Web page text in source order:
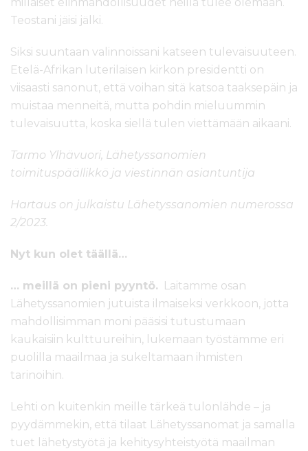
Teostani jäisi jälki.
Siksi suuntaan valinnoissani katseen tulevaisuuteen.
Etelä-Afrikan luterilaisen kirkon presidentti on
viisaasti sanonut, että voihan sitä katsoa taaksepäin ja
muistaa menneitä, mutta pohdin mieluummin
tulevaisuutta, koska siellä tulen viettämään aikaani.
Tarmo Ylhävuori, Lähetyssanomien
toimituspäällikkö ja viestinnän asiantuntija
Hartaus on julkaistu Lähetyssanomien numerossa
2/2023.
Nyt kun olet täällä…
… meillä on pieni pyyntö. Laitamme osan
Lähetyssanomien jutuista ilmaiseksi verkkoon, jotta
mahdollisimman moni pääsisi tutustumaan
kaukaisiin kulttuureihin, lukemaan työstämme eri
puolilla maailmaa ja sukeltamaan ihmisten
tarinoihin.
Lehti on kuitenkin meille tärkeä tulonlähde – ja
pyydämmekin, että tilaat Lähetyssanomat ja samalla
tuet lähetystyötä ja kehitysyhteistyötä maailman